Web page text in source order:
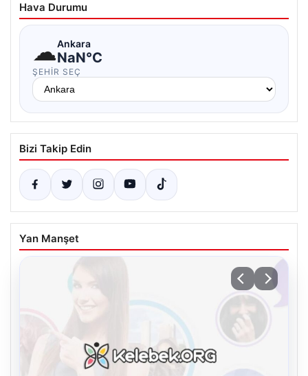
Hava Durumu
☁Ankara
NaN°C
ŞEHIR SEÇ
Bizi Takip Edin
Yan Manşet